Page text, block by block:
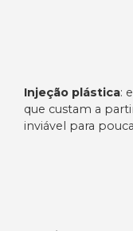
Injeção plástica:
que custam a
inviável para